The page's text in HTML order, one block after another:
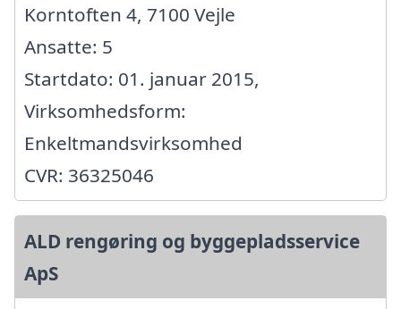
Korntoften 4, 7100 Vejle
Ansatte: 5
Startdato: 01. januar 2015,
Virksomhedsform:
Enkeltmandsvirksomhed
CVR: 36325046
ALD rengøring og byggepladsservice
ApS